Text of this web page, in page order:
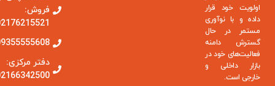
اولویت خود قرار
داده و با نوآوری
مستمر در حال
گسترش دامنه
فعالیت‌های خود در
بازار داخلی و
خارجی است.
فروش:
دفتر مرکزی: